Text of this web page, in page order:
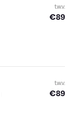
t.w.v.
€89
t.w.v.
€89